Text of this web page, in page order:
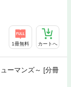
1冊無料 カートへ
ーマンズ～ [分冊